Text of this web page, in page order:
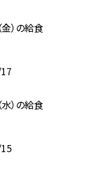
）の給食
）の給食